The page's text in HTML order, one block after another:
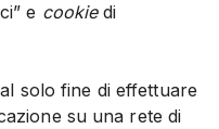
e cookiedi
solo fine di effettuare
su una rete di